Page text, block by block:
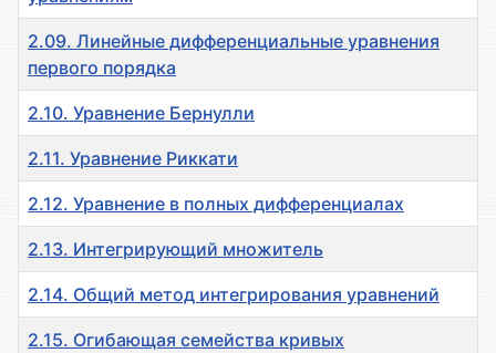
2.09. Линейные дифференциальные уравнения
первого порядка
2.10. Уравнение Бернулли
2.11. Уравнение Риккати
2.12. Уравнение в полных дифференциалах
2.13. Интегрирующий множитель
2.14. Общий метод интегрирования уравнений
2.15. Огибающая семейства кривых